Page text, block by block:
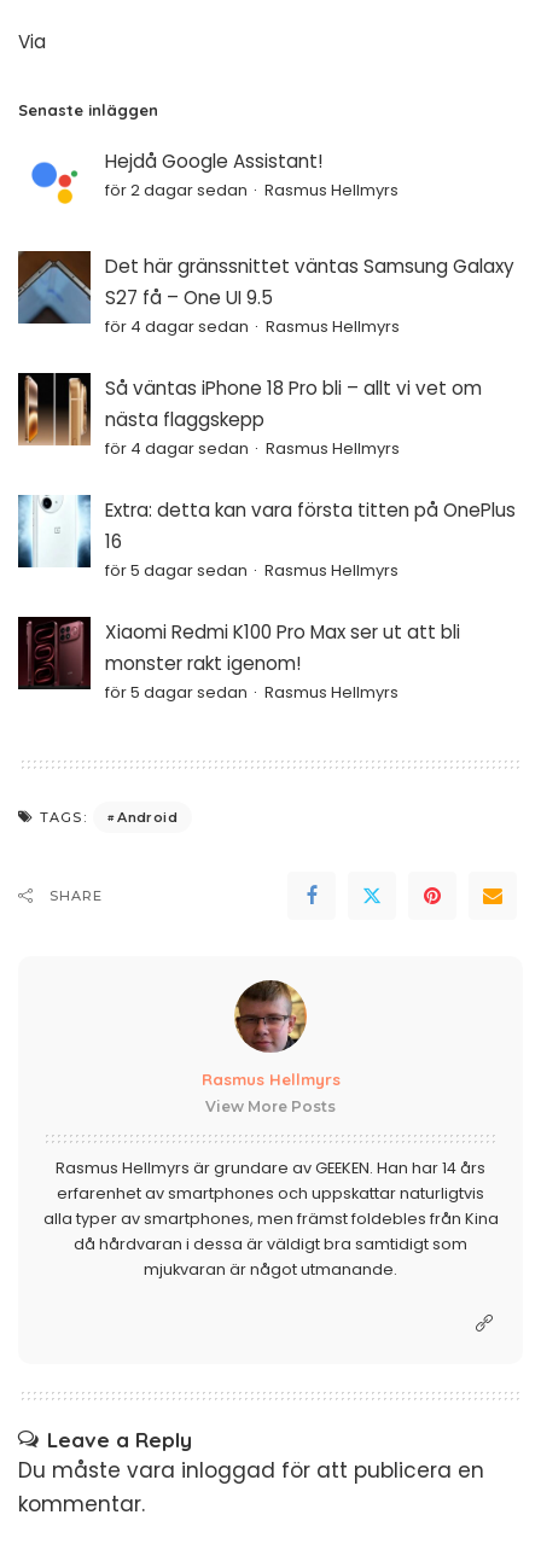
Via
Senaste inläggen
Hejdå Google Assistant!
för 2 dagar sedan Rasmus Hellmyrs
Det här gränssnittet väntas Samsung Galaxy
S27 få – One UI 9.5
för 4 dagar sedan Rasmus Hellmyrs
Så väntas iPhone 18 Pro bli – allt vi vet om
nästa flaggskepp
för 4 dagar sedan Rasmus Hellmyrs
Extra: detta kan vara första titten på OnePlus
16
för 5 dagar sedan Rasmus Hellmyrs
Xiaomi Redmi K100 Pro Max ser ut att bli
monster rakt igenom!
för 5 dagar sedan Rasmus Hellmyrs
TAGS: Android
SHARE
Rasmus Hellmyrs
View More Posts
Rasmus Hellmyrs är grundare av GEEKEN. Han har 14 års
erfarenhet av smartphones och uppskattar naturligtvis
alla typer av smartphones, men främst foldebles från Kina
då hårdvaran i dessa är väldigt bra samtidigt som
mjukvaran är något utmanande.
Leave a Reply
Du måste vara inloggad för att publicera en
kommentar.